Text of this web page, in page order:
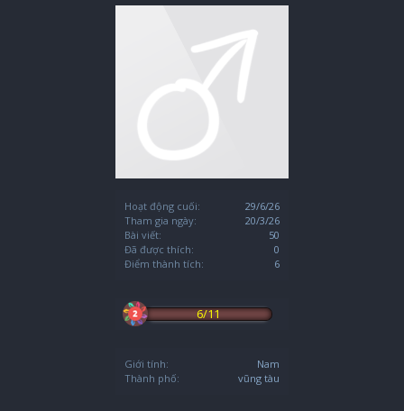
Hoạt động cuối:
29/6/26
Tham gia ngày:
20/3/26
Bài viết:
50
Đã được thích:
0
Điểm thành tích:
6
6/11
Giới tính:
Nam
Thành phố:
vũng tàu